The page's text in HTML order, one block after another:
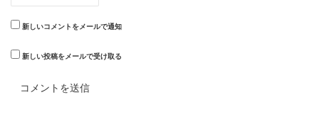
新しいコメントをメールで通知
新しい投稿をメールで受け取る